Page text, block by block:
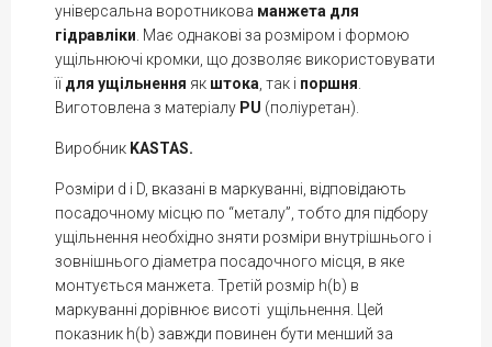
універсальна воротникова манжета для
гідравліки . Має однакові за розміром і формою
ущільнюючі кромки, що дозволяє використовувати
їїдля ущільнення як штока , так і поршня
Виготовлена з матеріалу PU (поліуретан).
Виробник KASTAS.
Розміри d і D, вказані в маркуванні, відповідають
посадочному місцю по “металу”, тобто для підбору
ущільнення необхідно зняти розміри внутрішнього і
зовнішнього діаметра посадочного місця, в яке
монтується манжета. Третій розмір h(b) в
маркуванні дорівнює висоті ущільнення. Цей
показник h(b) завжди повинен бути менший за